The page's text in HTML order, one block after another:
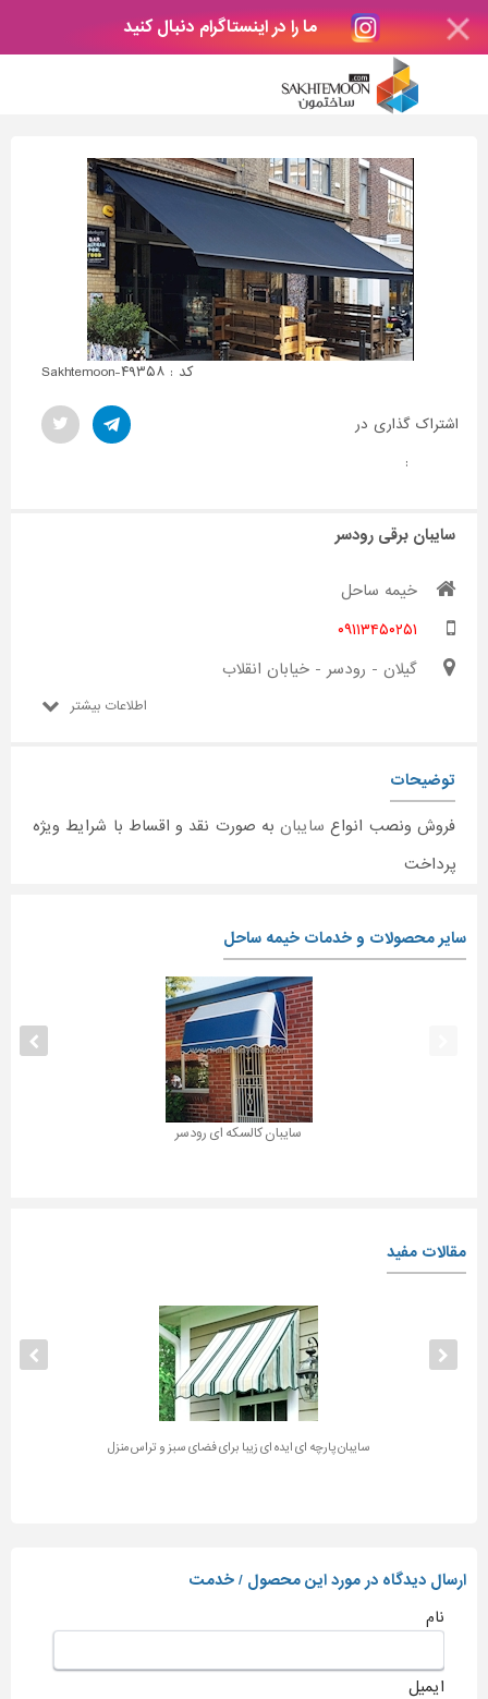
ما را در اینستاگرام دنبال کنید
کد : Sakhtemoon-۴۹۳۵۸
اشتراک گذاری در
:
سایبان برقی رودسر
خیمه ساحل
۰۹۱۱۳۴۵۰۲۵۱
گیلان - رودسر - خیابان انقلاب
اطلاعات بیشتر
توضیحات
فروش ونصب انواع سایبانبه صورت نقد و اقساط با شرایط ویژه
پرداخت
سایر محصولات و خدمات خیمه ساحل
سایبان کالسکه ای رودسر
مقالات مفید
سایبان پارچه ای ایده ای زیبا برای فضای سبز و تراس منزل
ارسال دیدگاه در مورد این محصول / خدمت
نام
ایمیل